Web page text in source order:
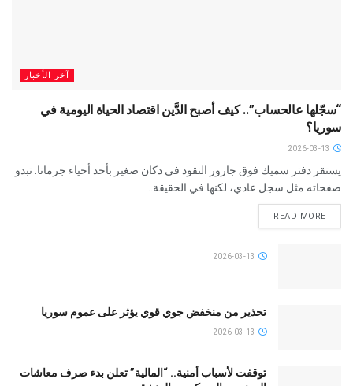
آخر الأخبار
“سجّلها عالحساب”.. كيف أصبح الدَّين اقتصاد الحياة اليومية في
سوريا؟
يستقر دفتر سميك فوق جارور النقود في دكان صغير بأحد أحياء جرمانا. تبدو
صفحاته مثل سجل عادي، لكنها في الحقيقة...
READ MORE
تحذير من منخفض جوي قوي يؤثر على عموم سوريا
توقفت لأسباب أمنية.. “المالية” تعلن بدء صرف معاشات